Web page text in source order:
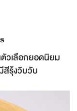
วเลือกยอดนิยม
สีรุ้งวิบวับ